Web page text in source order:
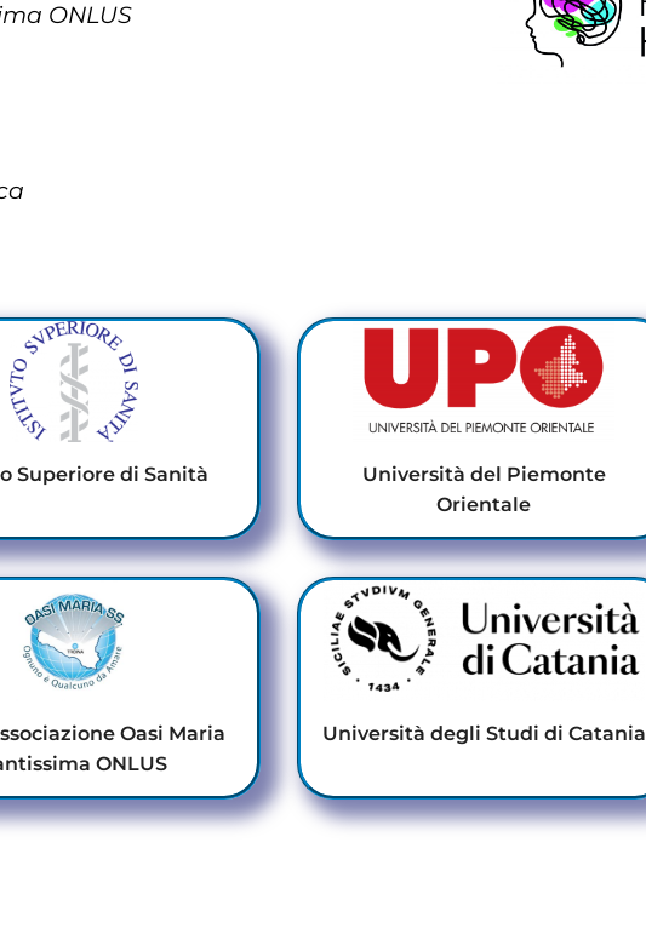
ONLUS
Superiore di Sanità
Università del Piemonte
Orientale
Oasi Maria
ONLUS
Università degli Studi di Catania